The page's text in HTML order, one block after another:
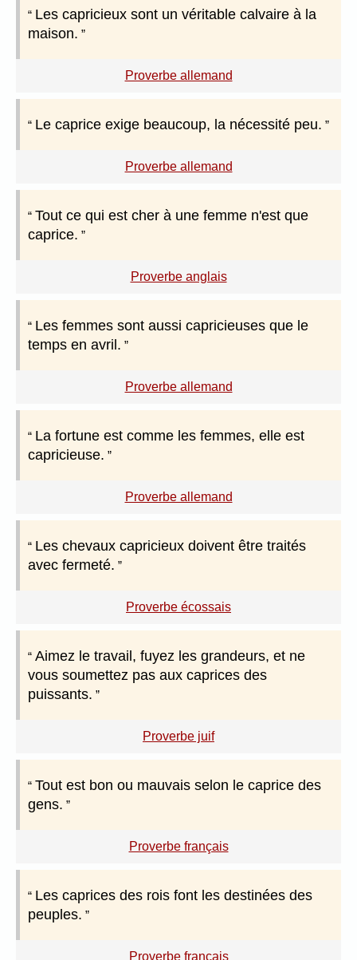
Les capricieux sont un véritable calvaire à la
maison.
Proverbe allemand
Le caprice exige beaucoup, la nécessité peu.
Proverbe allemand
Tout ce qui est cher à une femme n'est que
caprice.
Proverbe anglais
Les femmes sont aussi capricieuses que le
temps en avril.
Proverbe allemand
La fortune est comme les femmes, elle est
capricieuse.
Proverbe allemand
Les chevaux capricieux doivent être traités
avec fermeté.
Proverbe écossais
Aimez le travail, fuyez les grandeurs, et ne
vous soumettez pas aux caprices des
puissants.
Proverbe juif
Tout est bon ou mauvais selon le caprice des
gens.
Proverbe français
Les caprices des rois font les destinées des
peuples.
Proverbe français